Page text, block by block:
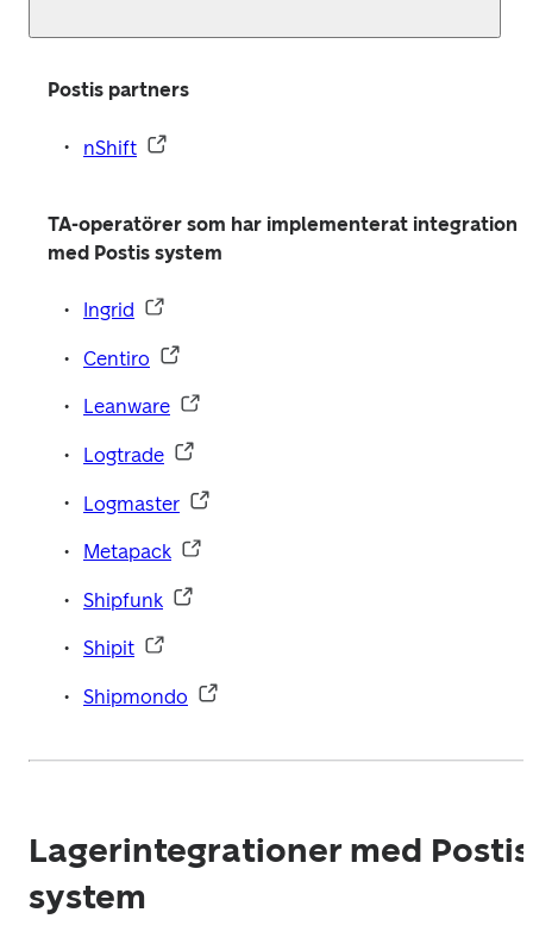
Postis partners
nShift
TA-operatörer som har implementerat integration
med Postis system
Ingrid
Centiro
Leanware
Logtrade
Logmaster
Metapack
Shipfunk
Shipit
Shipmondo
Lagerintegrationer med Postis
system